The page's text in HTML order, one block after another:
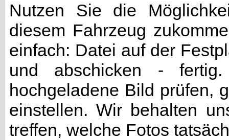
Nutzen Sie die
diesem Fahrzeug
einfach: Datei auf der
und abschicken -
hochgeladene Bild prüfen,
einstellen. Wir behalten
treffen, welche Fotos